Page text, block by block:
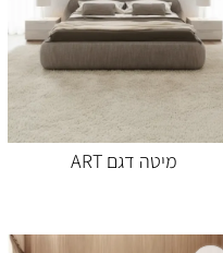
מיטה דגם ART